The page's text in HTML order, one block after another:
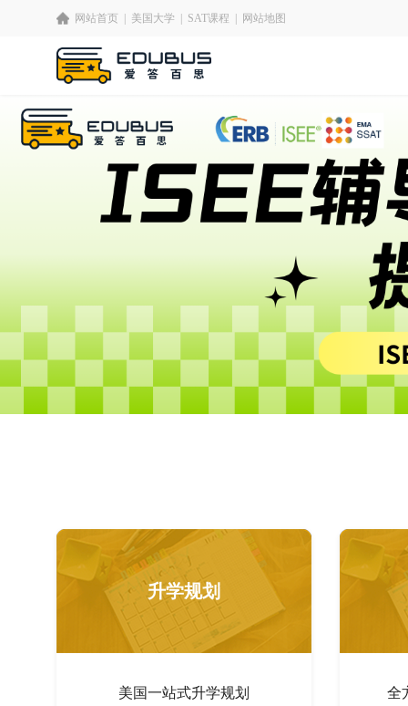
网站首页 美国大学 SAT课程 网站地图
升学规划
美国一站式升学规划
全